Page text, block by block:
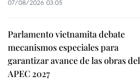
07/08/2026 03:05
Parlamento vietnamita debate
mecanismos especiales para
garantizar avance de las obras del
APEC 2027